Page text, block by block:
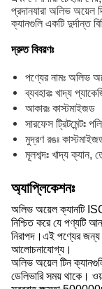
প্রদানযারা অলিভ অয়েল
ক্যানগুলি একটি দুর্দান্ত
দ্রুত বিবরণঃ
পণ্যের নামঃ অলিভ
ব্যবহারঃ খাদ্য
আকারঃ কাস্টমাইজড
সারফেস ট্রিটমেন্টঃ
মুদ্রণ রঙঃ
মূলশব্দঃ খাদ্য
অ্যাপ্লিকেশনঃ
অলিভ অয়েল ক্যানটি
নিশ্চিত করে যে পণ্যটি
নিরাপদ।এই পণ্যের
আলোচনাযোগ্য।
অলিভ অয়েল টিন
ডেলিভারি সময় থাকে।